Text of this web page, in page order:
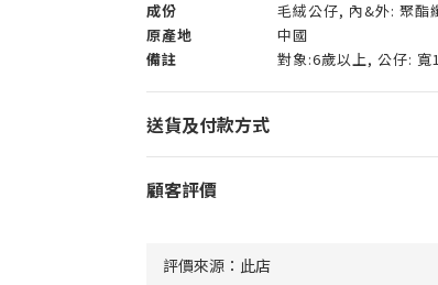
成份
毛絨公仔, 內&外: 聚酯
原產地
中國
備註
對象:6歲以上, 公仔: 寬
送貨及付款方式
顧客評價